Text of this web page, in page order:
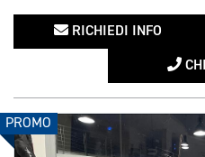
RICHIEDI INFO
PROMO